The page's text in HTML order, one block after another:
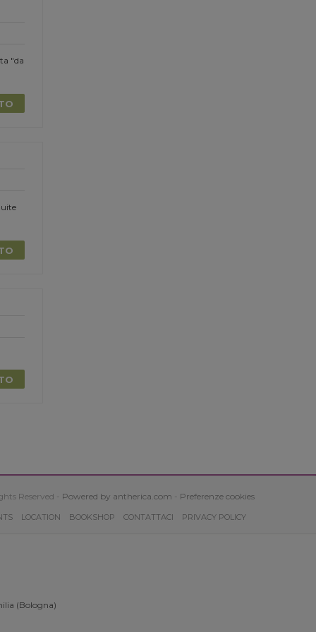
"da
Reserved - Powered by antherica.com - Preferenze cookies
LOCATION BOOKSHOP CONTATTACI PRIVACY POLICY
(Bologna)